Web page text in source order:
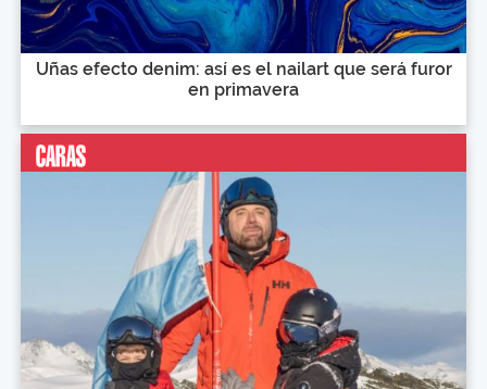
Uñas efecto denim: así es el nailart que será furor
en primavera